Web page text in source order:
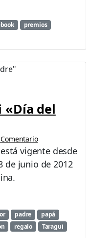
premios
«Día del
vigente desde
de junio de 2012
padre
papá
regalo Taragui